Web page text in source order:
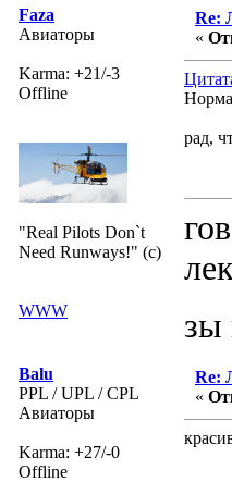
Faza
Авиаторы
Karma: +21/-3
Offline
"Real Pilots Don`t
Need Runways!" (c)
WWW
Re:
«
рад,
зы
Balu
PPL / UPL / CPL
Авиаторы
Karma: +27/-0
Offline
Re:
«